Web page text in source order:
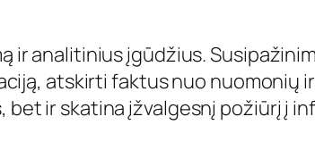
analitinius įgūdžius.
atskirti faktus nuo nuomonių
ir skatina įžvalgesnį požiūrį į